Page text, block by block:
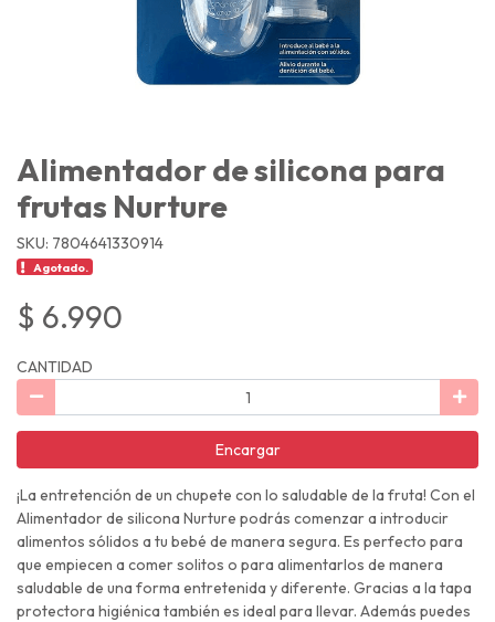
Alimentador de silicona para
frutas Nurture
SKU: 7804641330914
Agotado.
$ 6.990
CANTIDAD
Encargar
¡La entretención de un chupete con lo saludable de la fruta! Con el
Alimentador de silicona Nurture podrás comenzar a introducir
alimentos sólidos a tu bebé de manera segura. Es perfecto para
que empiecen a comer solitos o para alimentarlos de manera
saludable de una forma entretenida y diferente. Gracias a la tapa
protectora higiénica también es ideal para llevar. Además puedes